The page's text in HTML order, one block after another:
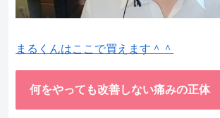
まるくんはここで買えます＾＾
何をやっても改善しない痛みの正体